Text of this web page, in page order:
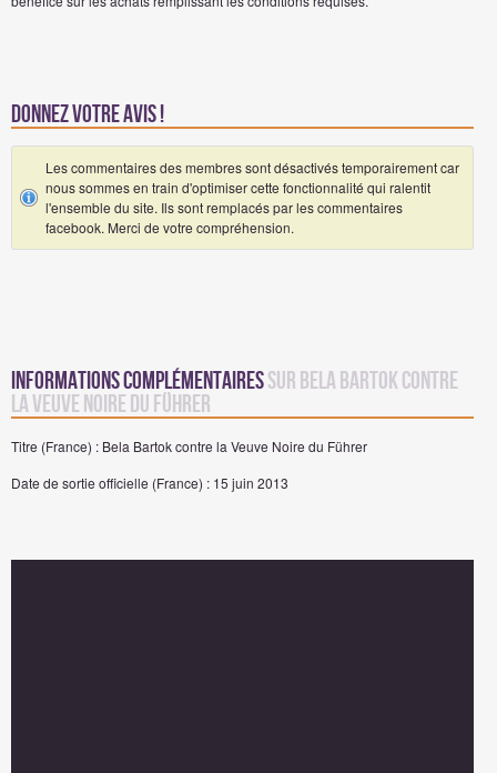
Donnez votre avis !
Les commentaires des membres sont désactivés temporairement car
nous sommes en train d'optimiser cette fonctionnalité qui ralentit
l'ensemble du site. Ils sont remplacés par les commentaires
facebook. Merci de votre compréhension.
Informations complémentairessur Bela Bartok contre
la Veuve Noire du Führer
Titre (France) : Bela Bartok contre la Veuve Noire du Führer
Date de sortie officielle (France) : 15 juin 2013